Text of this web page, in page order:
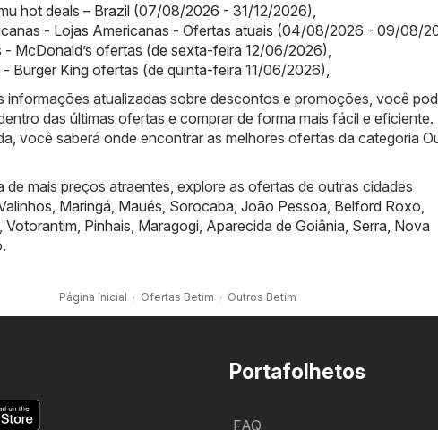
hot deals – Brazil (07/08/2026 - 31/12/2026)
- Lojas Americanas - Ofertas atuais (04/08/2026 - 09/08/
- McDonald’s ofertas (de sexta-feira 12/06/2026)
- Burger King ofertas (de quinta-feira 11/06/2026)
informações atualizadas sobre descontos e promoções, você
das últimas ofertas e comprar de forma mais fácil e eficiente.
você saberá onde encontrar as melhores ofertas da categoria
de mais preços atraentes, explore as ofertas de outras cidades
Maringá Maués Sorocaba João Pessoa Belford Roxo
Votorantim Pinhais Maragogi Aparecida de Goiânia Serra Nova
.
Página Inicial Ofertas Betim Outros Betim
Portafolhetos
FAQ